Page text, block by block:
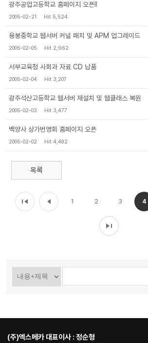
광주공업고등학교 홈페이지 오픈!!
2005-02-21 Hit 5,524
용봉중학교 웹서버 커널 패치 및 APM 업그레이드
2005-02-05 Hit 2,962
서부교육청 사회과 자료 CD 납품
2005-02-04 Hit 3,207
광주석산고등학교 웹서버 재설치 및 웹클래스 복원
2005-02-03 Hit 3,477
백양사 상가번영회 홈페이지 오픈
2005-02-02 Hit 4,482
목록
1 2 3 4
(주)엑스메카 대표이사 : 정순형